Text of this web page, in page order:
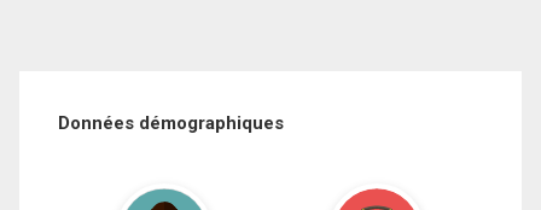
Données démographiques